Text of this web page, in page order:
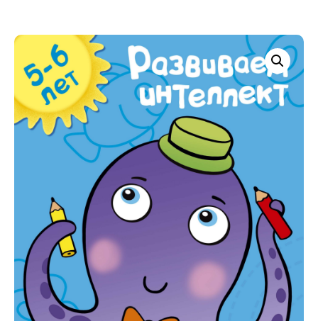
Земцова
Ольга
Николаевна
-
Развиваем
quantity